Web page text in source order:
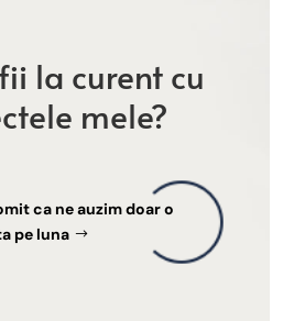
la curent cu
mele?
ca ne auzim doar o
pe luna